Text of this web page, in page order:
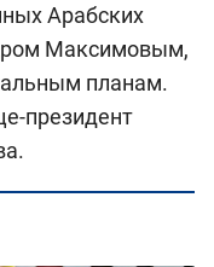
Арабских
Максимовым,
планам.
президент